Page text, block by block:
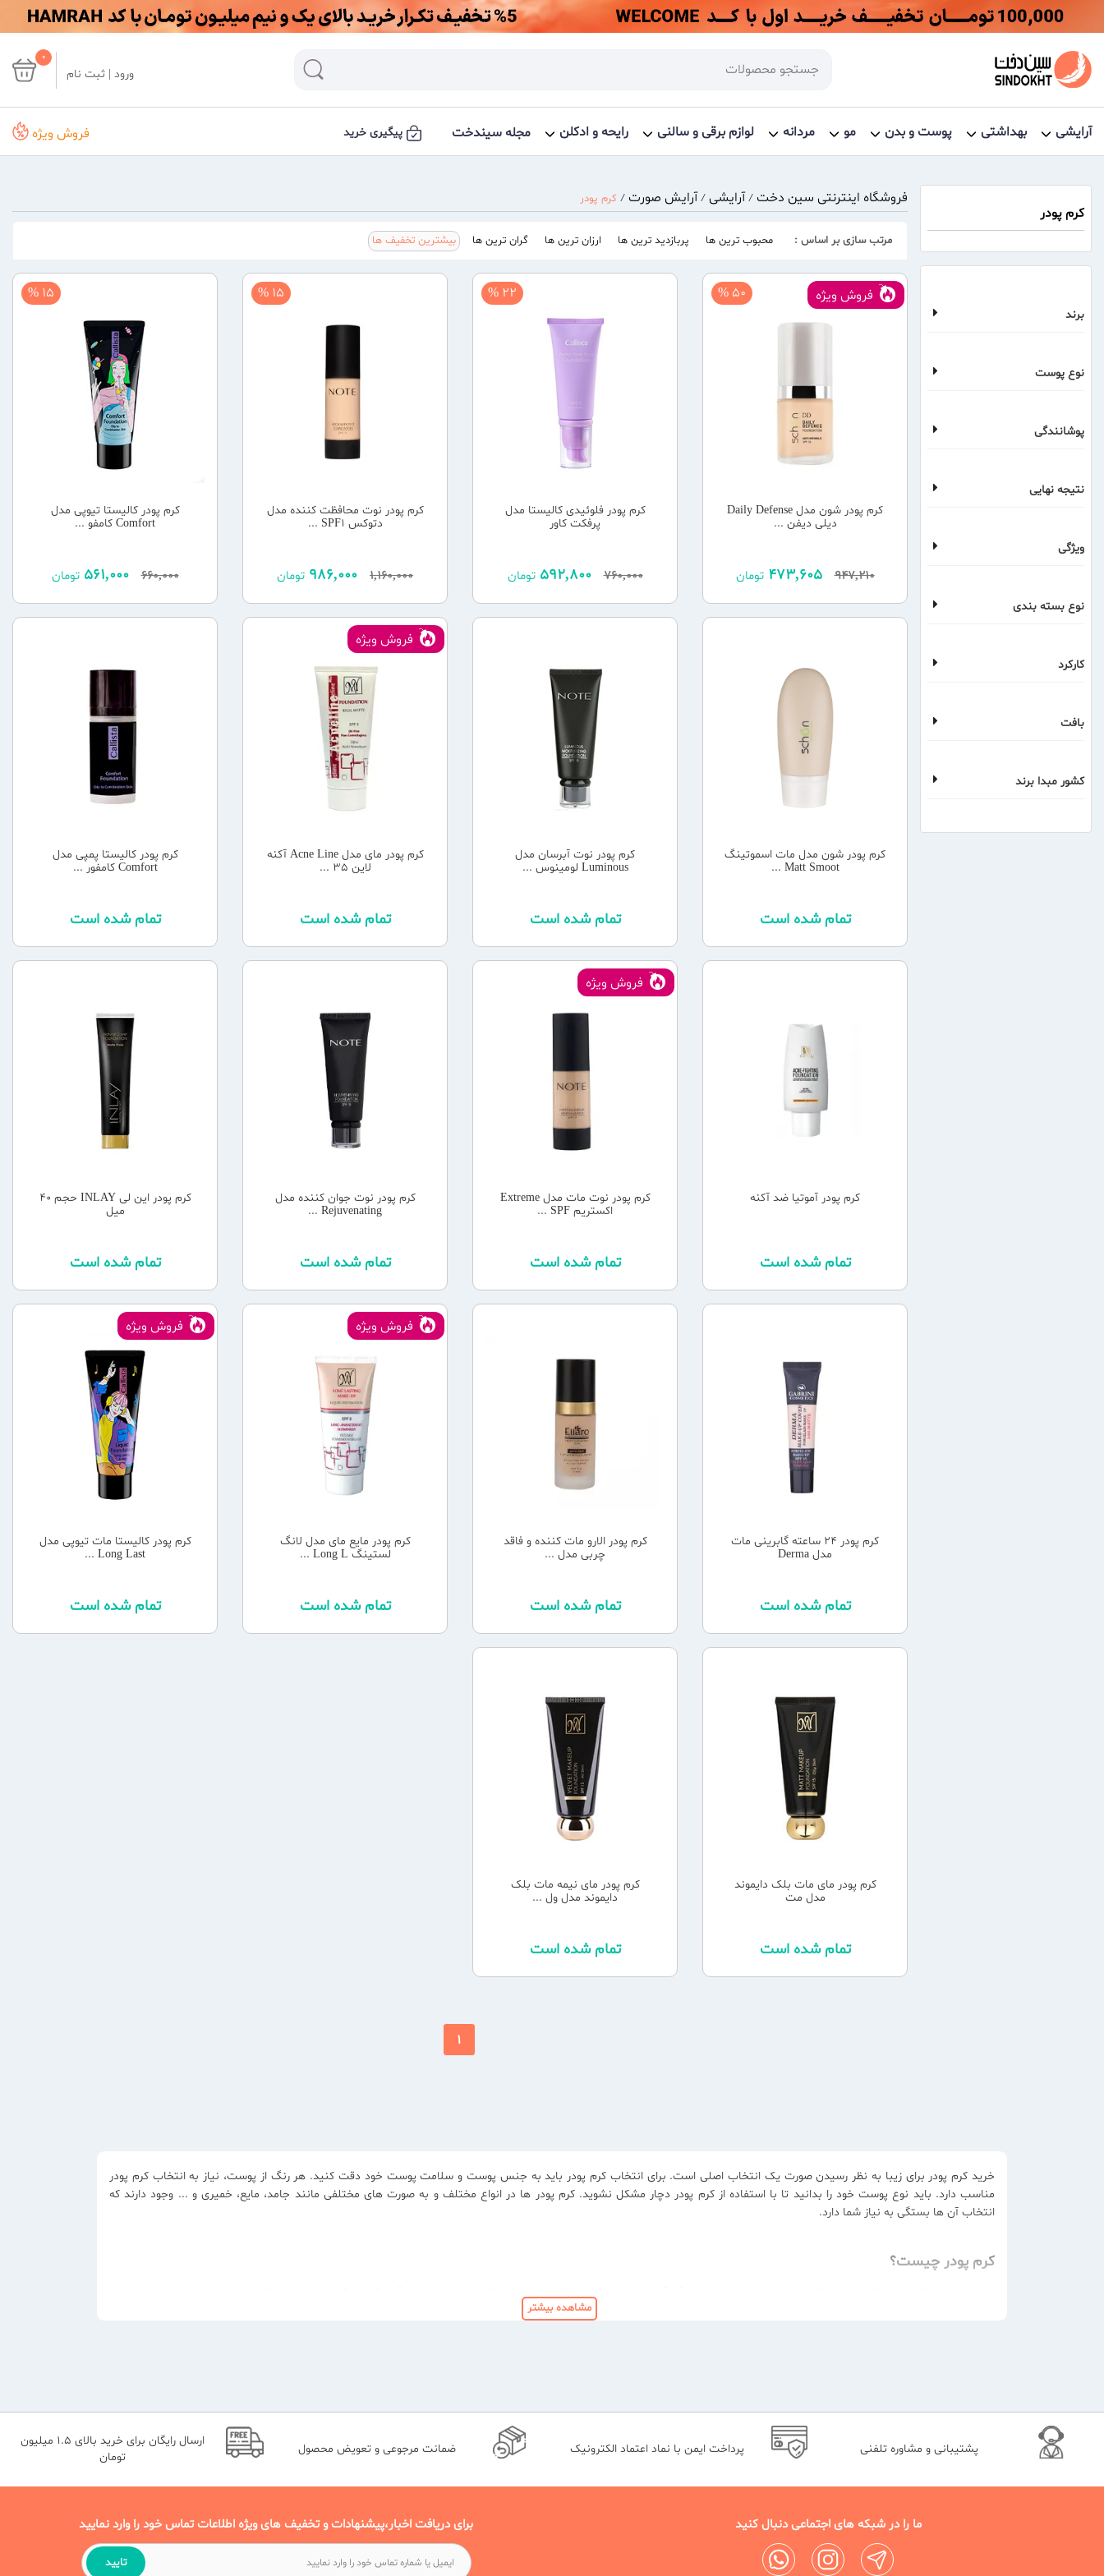
ورود | ثبت نام
0
آرایشی بهداشتی پوست و بدن مو مردانه لوازم برقی و سالنی رایحه و ادکلن مجله سیندخت پیگیری خرید فروش ویژه
کرم پودر
برند
نوع پوست
پوشانندگی
نتیجه نهایی
ویژگی
نوع بسته بندی
کارکرد
بافت
کشور مبدا برند
فروشگاه اینترنتی سین دخت / آرایشی / آرایش صورت / کرم پودر
مرتب سازی بر اساس : محبوب ترین ها پربازدید ترین ها ارزان ترین ها گران ترین ها بیشترین تخفیف ها
فروش ویژه 50 %
کرم پودر شون مدل Daily Defense
دیلی دیفن ...
947,210
473,605 تومان
22 %
کرم پودر فلوئیدی کالیستا مدل
پرفکت کاور
760,000
592,800 تومان
15 %
کرم پودر نوت محافظت کننده مدل
دتوکس SPF1 ...
1,160,000
986,000 تومان
15 %
کرم پودر کالیستا تیوپی مدل
Comfort کامفو ...
660,000
561,000 تومان
کرم پودر شون مدل مات اسموتینگ
Matt Smoot ...
تمام شده است
کرم پودر نوت آبرسان مدل
Luminous لومینوس ...
تمام شده است
فروش ویژه
کرم پودر مای مدل Acne Line آکنه
لاین 35 ...
تمام شده است
کرم پودر کالیستا پمپی مدل
Comfort کامفور ...
تمام شده است
کرم پودر آموتیا ضد آکنه
تمام شده است
فروش ویژه
کرم پودر نوت مات مدل Extreme
اکستریم SPF ...
تمام شده است
کرم پودر نوت جوان کننده مدل
Rejuvenating ...
تمام شده است
کرم پودر این لی INLAY حجم 40
میل
تمام شده است
کرم پودر 24 ساعته گابرینی مات
مدل Derma
تمام شده است
کرم پودر الارو مات کننده و فاقد
چربی مدل ...
تمام شده است
فروش ویژه
کرم پودر مایع مای مدل لانگ
لستینگ Long L ...
تمام شده است
فروش ویژه
کرم پودر کالیستا مات تیوپی مدل
Long Last ...
تمام شده است
کرم پودر مای مات بلک دایموند
مدل مت
تمام شده است
کرم پودر مای نیمه مات بلک
دایموند مدل ول ...
تمام شده است
1
خرید کرم پودر برای زیبا به نظر رسیدن صورت یک انتخاب اصلی است. برای انتخاب کرم پودر باید به جنس پوست و سلامت پوست خود دقت کنید. هر رنگ از پوست، نیاز به انتخاب کرم پودر
مناسب دارد. باید نوع پوست خود را بدانید تا با استفاده از کرم پودر دچار مشکل نشوید. کرم پودر ها در انواع مختلف و به صورت های مختلفی مانند جامد، مایع، خمیری و ... وجود دارند که
انتخاب آن ها بستگی به نیاز شما دارد.
کرم پودر چیست؟
پودر مایع، پوشانندگی کمی دارد و به شکل مایع است.
کرم پودر بالشتی:کرم پودر بالشتی، به صورت مایع است و پوشانندگی کمی دارد.
کرم پودر سرمی، هم خاصیت سفید کنندگی و هم روشن کنندگی دارد و ضد چروک است.
مشاهده بیشتر
پشتیبانی و مشاوره تلفنی پرداخت ایمن با نماد اعتماد الکترونیک ضمانت مرجوعی و تعویض محصول
ارسال رایگان برای خرید بالای 1.5 میلیون
تومان
ما را در شبکه های اجتماعی دنبال کنید برای دریافت اخبار،پیشنهادات و تخفیف های ویژه اطلاعات تماس خود را وارد نمایید
تایید